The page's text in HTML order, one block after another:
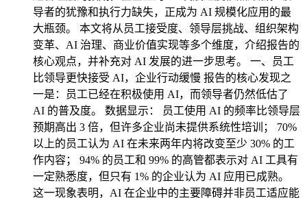
导者的犹豫和执行力缺失，正成为 AI 规模化应用的最
大瓶颈。 本文将从员工接受度、领导层挑战、组织架构
变革、AI 治理、商业价值实现等多个维度，介绍报告的
核心观点，并补充对 AI 发展的进一步思考。 一、员工
比领导更快接受 AI，企业行动缓慢 报告的核心发现之
一是：员工已经在积极使用 AI，而领导者仍然低估了
AI 的普及度。 数据显示： 员工使用 AI 的频率比领导层
预期高出 3 倍，但许多企业尚未提供系统性培训； 70%
以上的员工认为 AI 在未来两年内将改变至少 30% 的工
作内容； 94% 的员工和 99% 的高管都表示对 AI 工具有
一定熟悉度，但只有 1% 的企业认为 AI 应用已成熟。
这一现象表明，AI 在企业中的主要障碍并非员工适应能